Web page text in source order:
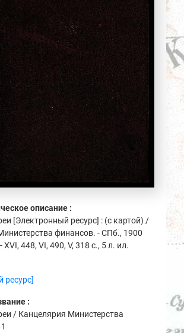
описание :
[Электронный ресурс] : (с картой) /
финансов. - СПб., 1900
448, VI, 490, V, 318 с., 5 л. ил.
ресурс]
:
/ Канцелярия Министерства